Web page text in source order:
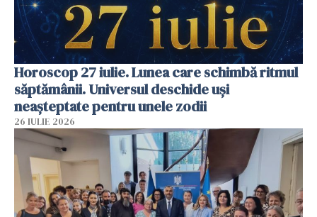
Horoscop 27 iulie. Lunea care schimbă ritmul
săptămânii. Universul deschide uși
neașteptate pentru unele zodii
26 IULIE 2026